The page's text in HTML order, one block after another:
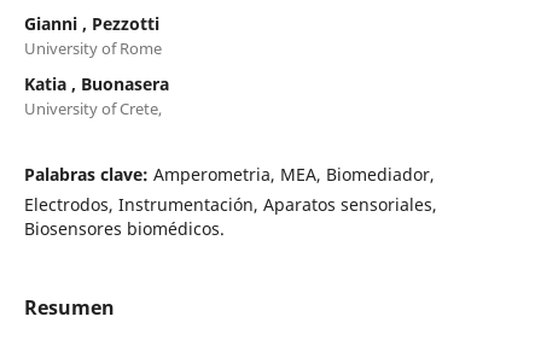
Gianni , Pezzotti
University of Rome
Katia , Buonasera
University of Crete,
Palabras clave: Amperometria, MEA, Biomediador,
Electrodos, Instrumentación, Aparatos sensoriales,
Biosensores biomédicos.
Resumen